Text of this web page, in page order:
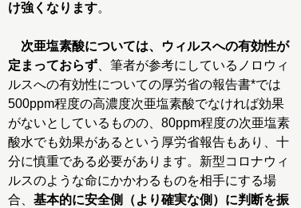
け強くなります。
次亜塩素酸については、ウィルスへの有効性が
定まっておらず 、筆者が参考にしているノロウィ
ルスへの有効性についての厚労省の報告書*では
500ppm程度の高濃度次亜塩素酸でなければ効果
がないとしているものの、80ppm程度の次亜塩素
酸水でも効果があるという厚労省報告もあり、十
分に慎重である必要があります。新型コロナウィ
ルスのような命にかかわるものを相手にする場
合、 基本的に安全側（より確実な側）に判断を振